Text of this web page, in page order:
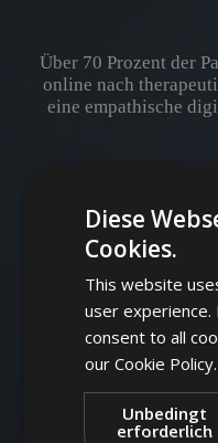
Über 70 Prozent der
online nach
eine empathische
Diese
Cookies.
This website
user
consent to all
our Cookie
Unbedingt
erforderlich